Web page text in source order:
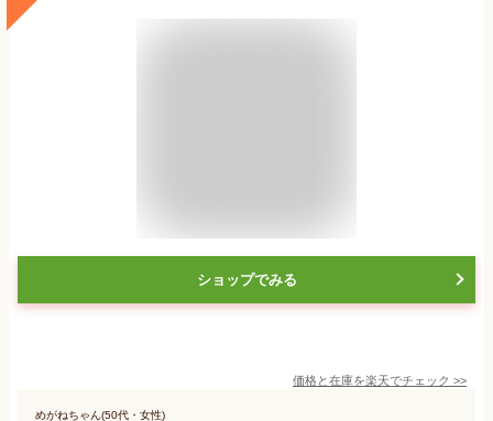
ショップでみる
価格と在庫を楽天でチェック >>
めがねちゃん(50代・女性)